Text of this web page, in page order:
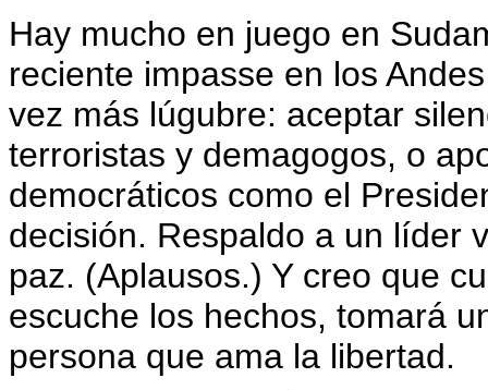
Hay mucho en juego en
reciente impasse en los
vez más lúgubre: aceptar
terroristas y demagogos, o
democráticos como el
decisión. Respaldo a un líder
paz. (Aplausos.) Y creo que
escuche los hechos, tomará
persona que ama la libertad.